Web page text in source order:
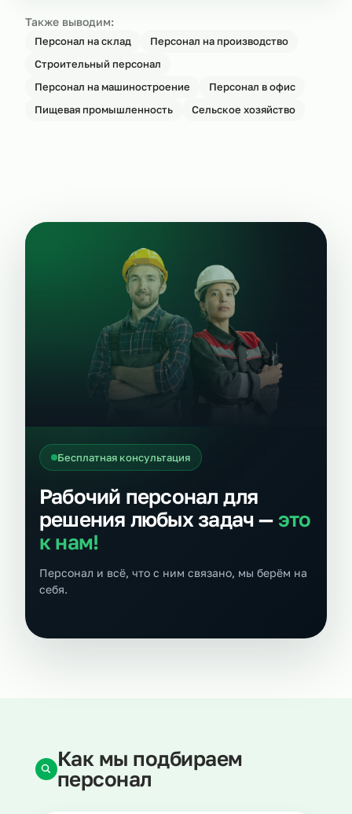
Также выводим:
Персонал на склад
Персонал на производство
Строительный персонал
Персонал на машиностроение
Персонал в офис
Пищевая промышленность
Сельское хозяйство
Как мы подбираем
персонал
Бесплатная консультация
Рабочий персонал для
решения любых задач — это
к нам!
Персонал и всё, что с ним связано, мы берём на
себя.